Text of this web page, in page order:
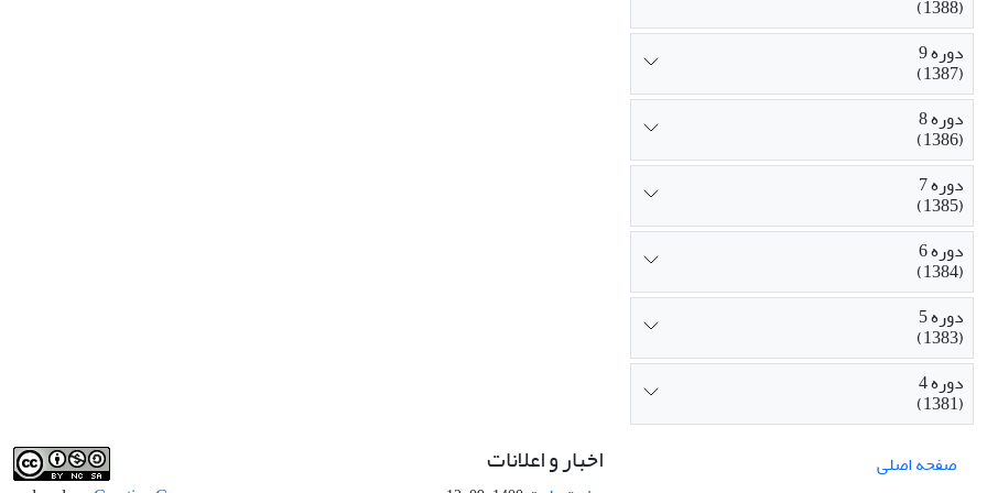
(1388)
دوره 9
(1387)
دوره 8
(1386)
دوره 7
(1385)
دوره 6
(1384)
دوره 5
(1383)
دوره 4
(1381)
صفحه اصلی
اخبار و اعلانات